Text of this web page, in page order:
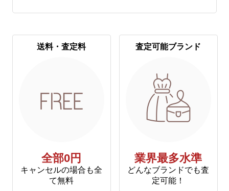
送料・査定料
全部0円
キャンセルの場合も全
て無料
査定可能ブランド
業界最多水準
どんなブランドでも査
定可能！